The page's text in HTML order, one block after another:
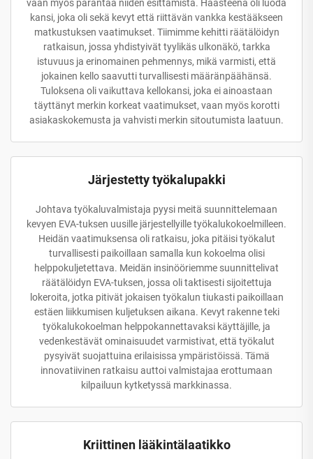
vaan myös parantaa niiden esittämistä. Haasteena oli luoda
kansi, joka oli sekä kevyt että riittävän vankka kestääkseen
matkustuksen vaatimukset. Tiimimme kehitti räätälöidyn
ratkaisun, jossa yhdistyivät tyylikäs ulkonäkö, tarkka
istuvuus ja erinomainen pehmennys, mikä varmisti, että
jokainen kello saavutti turvallisesti määränpäähänsä.
Tuloksena oli vaikuttava kellokansi, joka ei ainoastaan
täyttänyt merkin korkeat vaatimukset, vaan myös korotti
asiakaskokemusta ja vahvisti merkin sitoutumista laatuun.
Järjestetty työkalupakki
Johtava työkaluvalmistaja pyysi meitä suunnittelemaan
kevyen EVA-tuksen uusille järjestellyille työkalukokoelmilleen.
Heidän vaatimuksensa oli ratkaisu, joka pitäisi työkalut
turvallisesti paikoillaan samalla kun kokoelma olisi
helppokuljetettava. Meidän insinööriemme suunnittelivat
räätälöidyn EVA-tuksen, jossa oli taktisesti sijoitettuja
lokeroita, jotka pitivät jokaisen työkalun tiukasti paikoillaan
estäen liikkumisen kuljetuksen aikana. Kevyt rakenne teki
työkalukokoelman helppokannettavaksi käyttäjille, ja
vedenkestävät ominaisuudet varmistivat, että työkalut
pysyivät suojattuina erilaisissa ympäristöissä. Tämä
innovatiivinen ratkaisu auttoi valmistajaa erottumaan
kilpailuun kytketyssä markkinassa.
Kriittinen lääkintälaatikko